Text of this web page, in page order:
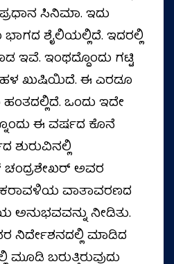
ಸಿನಿಮಾ. ಇದು
ಶೈಲಿಯಲ್ಲಿದೆ. ಇದರಲ್ಲಿ
ಇವೆ. ಇಂಥದ್ದೊಂದು ಗಟ್ಟಿ
ಖುಷಿಯಿದೆ. ಈ ಎರಡೂ
ಒಂದು ಇದೇ
ಈ ವರ್ಷದ ಕೊನೆ
ಚಂದ್ರಶೇಖರ್ ಅವರ
ವಾತಾವರಣದ
ಅನುಭವವನ್ನು ನೀಡಿತು.
ನಿರ್ದೇಶನದಲ್ಲಿ ಮಾಡಿದ
ಮೂಡಿ ಬರುತ್ತಿರುವುದು